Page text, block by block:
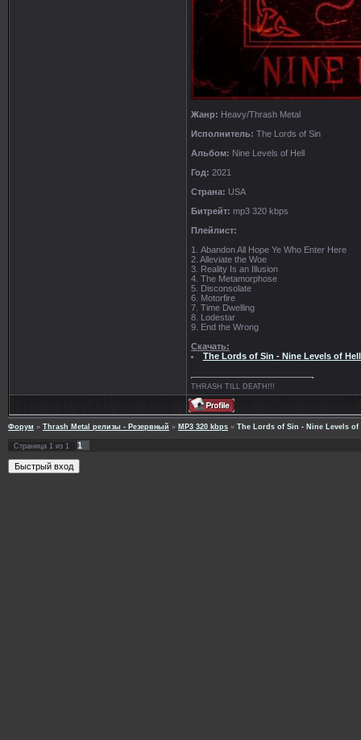
Жанр: Heavy/Thrash Metal
Исполнитель: The Lords of Sin
Альбом: Nine Levels of Hell
Год: 2021
Страна: USA
Битрейт: mp3 320 kbps
Плейлист:
1. Abandon All Hope Ye Who Enter Here
2. Alleviate the Woe
3. Reality Is an Illusion
4. The Metamorphose
5. Disconsolate
6. Motorfire
7. Time Dwelling
8. Lodestar
9. End the Wrong
Скачать:
The Lords of Sin - Nine Levels of
THRASH TILL DEATH!!!
Форум » Thrash Metal релизы - Резервный » MP3 320 kbps » The Lords of Sin - Nine Levels of
Страница 1 из 1 1